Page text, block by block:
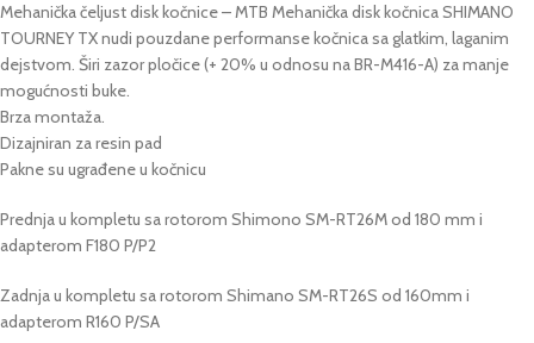
Mehanička čeljust disk kočnice – MTB Mehanička disk kočnica SHIMANO
TOURNEY TX nudi pouzdane performanse kočnica sa glatkim, laganim
dejstvom. Širi zazor pločice (+ 20% u odnosu na BR-M416-A) za manje
mogućnosti buke.
Brza montaža.
Dizajniran za resin pad
Pakne su ugrađene u kočnicu
Prednja u kompletu sa rotorom Shimono SM-RT26M od 180 mm i
adapterom F180 P/P2
Zadnja u kompletu sa rotorom Shimano SM-RT26S od 160mm i
adapterom R160 P/SA